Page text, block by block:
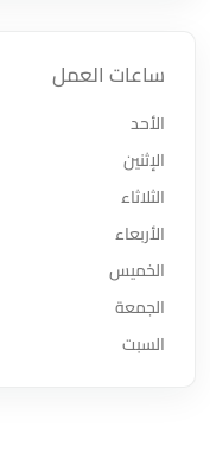
ساعات العمل
الأحد
الإثنين
الثلاثاء
الأربعاء
الخميس
الجمعة
السبت